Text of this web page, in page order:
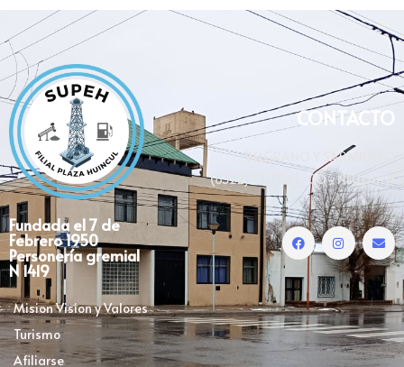
Fundada el 7 de
Febrero 1950
Personería gremial
N 1419
Mision Vision y Valores
Turismo
Afiliarse
CONTACTO
BELGRANO Y SARMIENTO
(8322) CUTRAL-CÓ- NEUQUÉN